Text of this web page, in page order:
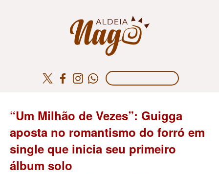
“Um Milhão de Vezes”: Guigga
aposta no romantismo do forró em
single que inicia seu primeiro
álbum solo